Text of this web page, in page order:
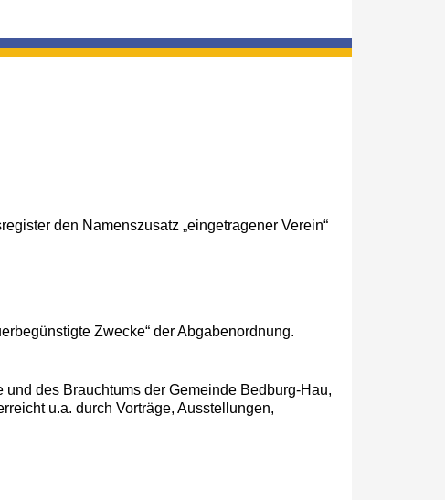
den Namenszusatz „eingetragener Verein“
Zwecke“ der Abgabenordnung.
des Brauchtums der Gemeinde Bedburg-Hau,
u.a. durch Vorträge, Ausstellungen,